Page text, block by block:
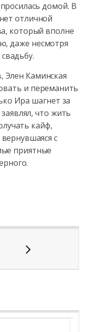
домой. В
отличной
который вполне
даже несмотря
Каминская
и переманить
Ира шагнет за
что жить
кайф,
с
приятные